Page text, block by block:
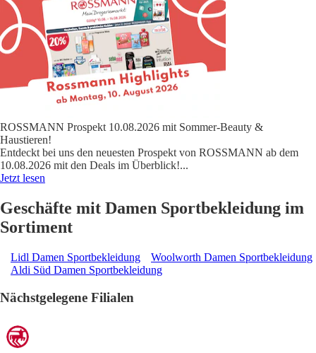
ROSSMANN Prospekt 10.08.2026 mit Sommer-Beauty &
Haustieren!
Entdeckt bei uns den neuesten Prospekt von ROSSMANN ab dem
10.08.2026 mit den Deals im Überblick!...
Jetzt lesen
Geschäfte mit Damen Sportbekleidung im
Sortiment
Lidl Damen Sportbekleidung
Woolworth Damen Sportbekleidung
Aldi Süd Damen Sportbekleidung
Nächstgelegene Filialen